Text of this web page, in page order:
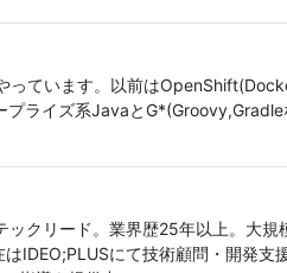
っています。以前は
ライズ系Javaと
クリード。業界歴25年以上。大規
IDEO;PLUSにて技術顧問・開発支